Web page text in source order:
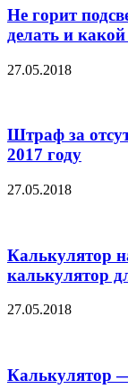
Не горит
делать и
27.05.2018
Штраф за
2017 году
27.05.2018
Калькулятор
калькулятор
27.05.2018
Калькулятор